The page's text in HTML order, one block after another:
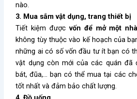
nào.
3. Mua sắm vật dụng, trang thiết bị
Tiết kiệm được vốn để mở một
không tùy thuộc vào kế hoạch của
những ai có số vốn đầu tư ít bạn có
vật dụng còn mới của các quán đã
bát, đũa,… bạn có thể mua tại các
tốt nhất và đảm bảo chất lượng.